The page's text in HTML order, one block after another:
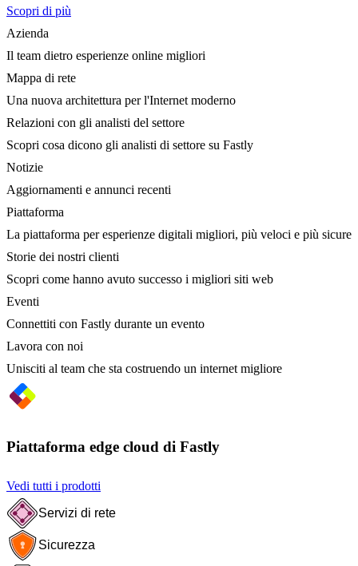
Scopri di più
Azienda
Il team dietro esperienze online migliori
Mappa di rete
Una nuova architettura per l'Internet moderno
Relazioni con gli analisti del settore
Scopri cosa dicono gli analisti di settore su Fastly
Notizie
Aggiornamenti e annunci recenti
Piattaforma
La piattaforma per esperienze digitali migliori, più veloci e più sicure
Storie dei nostri clienti
Scopri come hanno avuto successo i migliori siti web
Eventi
Connettiti con Fastly durante un evento
Lavora con noi
Unisciti al team che sta costruendo un internet migliore
Piattaforma edge cloud di Fastly
Vedi tutti i prodotti
Servizi di rete
Sicurezza